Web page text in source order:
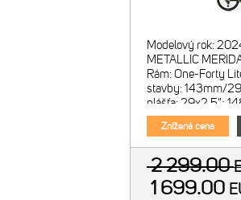
Modelový rok:
METALLIC
Rám: One-Forty
stavby: 143mm/
plášťa: 29x2.5";
Suntour XCR34
Znížená cena
2 299.00
1 699.00